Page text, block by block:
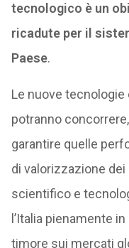
tecnologico è un
ricadute per il
Paese.
Le nuove tecnologie
potranno
garantire quelle
di valorizzazione
scientifico e
l’Italia pienamente
timore sui mercati